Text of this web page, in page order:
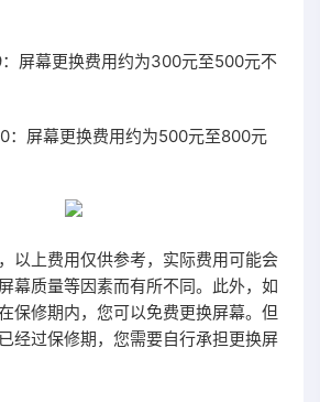
幕更换费用约为300元至500元不
屏幕更换费用约为500元至800元
上费用仅供参考，实际费用可能会
幕质量等因素而有所不同。此外，如
保修期内，您可以免费更换屏幕。但
经过保修期，您需要自行承担更换屏